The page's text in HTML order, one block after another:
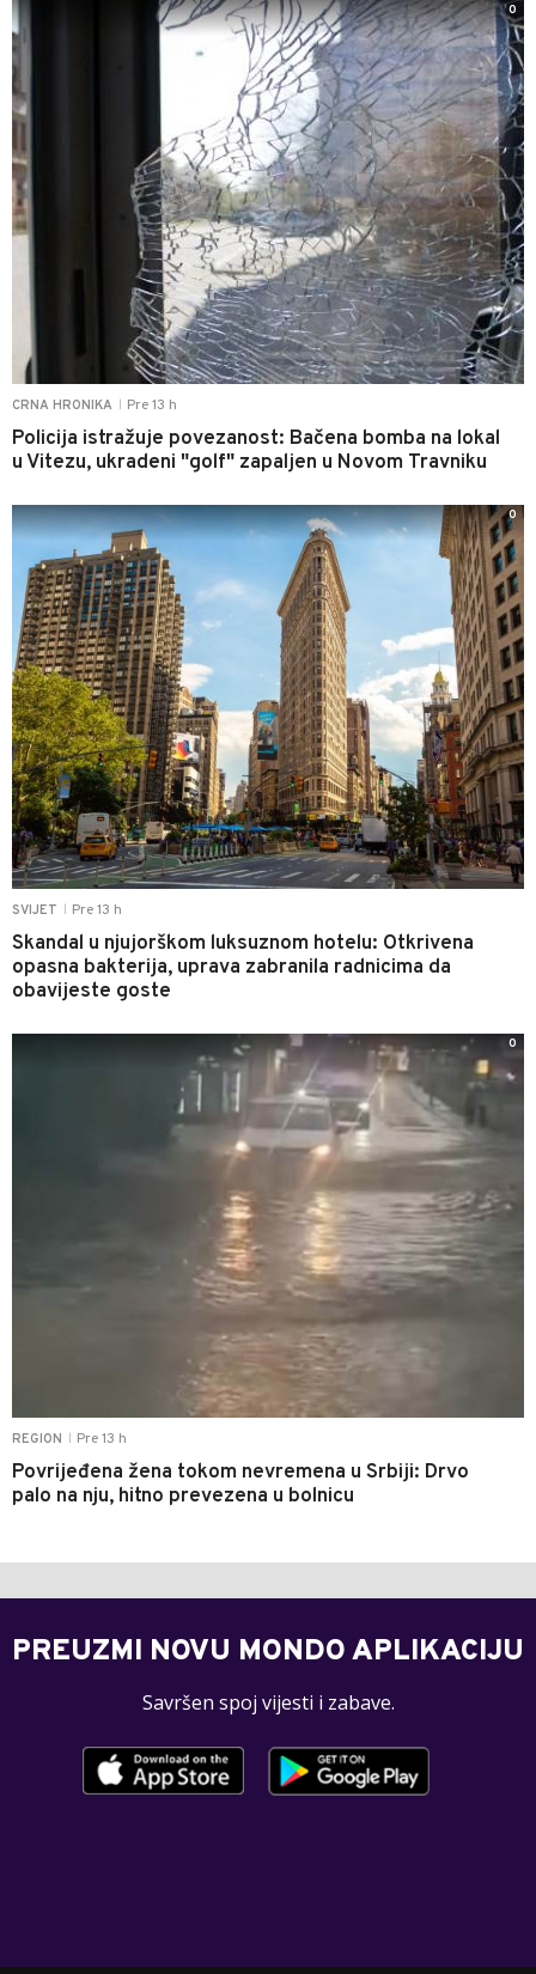
CRNA HRONIKA Pre 13 h
Policija istražuje povezanost: Bačena bomba na lokal
u Vitezu, ukradeni "golf" zapaljen u Novom Travniku
0
SVIJET Pre 13 h
Skandal u njujorškom luksuznom hotelu: Otkrivena
opasna bakterija, uprava zabranila radnicima da
obavijeste goste
0
REGION Pre 13 h
Povrijeđena žena tokom nevremena u Srbiji: Drvo
palo na nju, hitno prevezena u bolnicu
0
PREUZMI NOVU MONDO APLIKACIJU
Savršen spoj vijesti i zabave.